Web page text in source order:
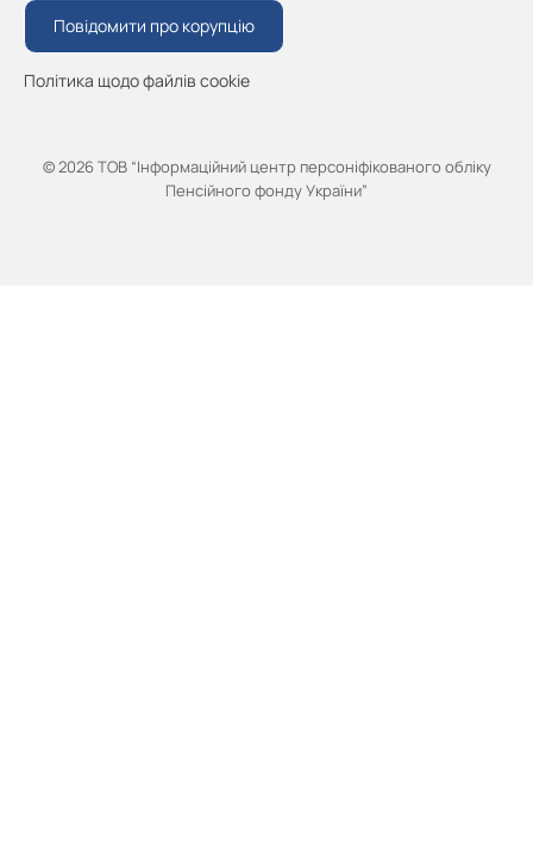
Повідомити про корупцію
Політика щодо файлів cookie
© 2026 ТОВ “Інформаційний центр персоніфікованого обліку
Пенсійного фонду України”